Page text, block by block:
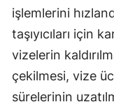
işlemlerini
taşıyıcıları için
vizelerin
çekilmesi, vize
sürelerinin